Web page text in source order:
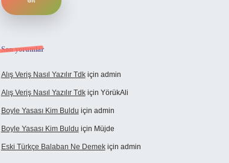
Son yorumlar
Alış Veriş Nasıl Yazılır Tdkiçin admin
Alış Veriş Nasıl Yazılır Tdkiçin YörükAli
Boyle Yasası Kim Buldu için admin
Boyle Yasası Kim Buldu için Müjde
Eski Türkçe Balaban Ne Demekiçin admin